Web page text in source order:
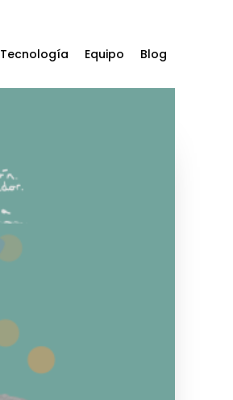
Tecnología Equipo Blog